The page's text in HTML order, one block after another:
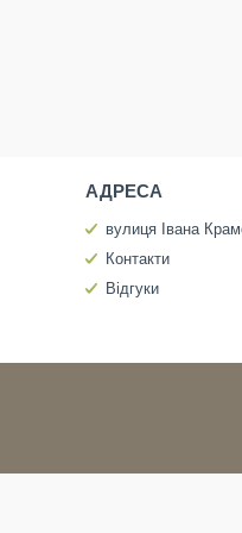
АДРЕСА
вулиця Івана
Контакти
Відгуки